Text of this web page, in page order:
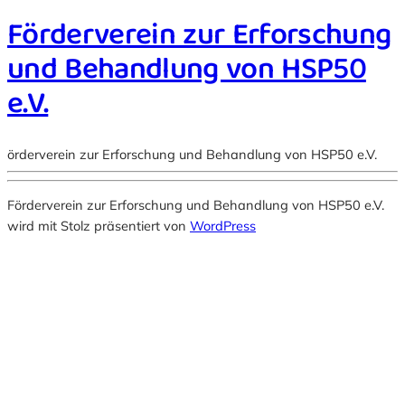
Förderverein zur Erforschung
und Behandlung von HSP50
e.V.
örderverein zur Erforschung und Behandlung von HSP50 e.V.
Förderverein zur Erforschung und Behandlung von HSP50 e.V.
wird mit Stolz präsentiert von WordPress